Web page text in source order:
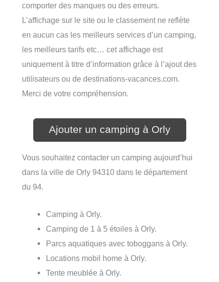
comporter des manques ou des erreurs.
L’affichage sur le site ou le classement ne reflète
en aucun cas les meilleurs services d’un camping,
les meilleurs tarifs etc… cet affichage est
uniquement à titre d’information grâce à l’ajout des
utilisateurs ou de destinations-vacances.com.
Merci de votre compréhension.
Ajouter un camping à Orly
Vous souhaitez contacter un camping aujourd’hui
dans la ville de Orly 94310 dans le département
du 94.
Camping à Orly.
Camping de 1 à 5 étoiles à Orly.
Parcs aquatiques avec toboggans à Orly.
Locations mobil home à Orly.
Tente meublée à Orly.